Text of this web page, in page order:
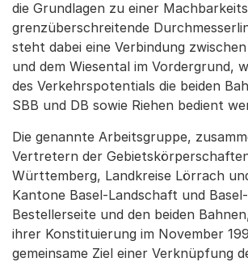
die Grundlagen zu einer
grenzüberschreitende
steht dabei eine Verbindung
und dem Wiesental im Vordergrund,
des Verkehrspotentials die beiden
SBB und DB sowie Riehen bedient
Die genannte Arbeitsgruppe,
Vertretern der
Württemberg, Landkreise Lörrach
Kantone Basel-Landschaft und
Bestellerseite und den beiden
ihrer Konstituierung im November
gemeinsame Ziel einer Verknüpfung